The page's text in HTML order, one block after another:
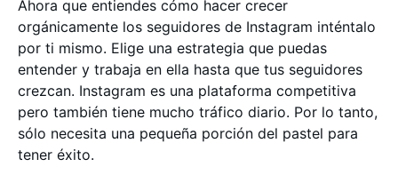
Ahora que entiendes cómo hacer crecer
orgánicamente los seguidores de Instagram inténtalo
por ti mismo. Elige una estrategia que puedas
entender y trabaja en ella hasta que tus seguidores
crezcan. Instagram es una plataforma competitiva
pero también tiene mucho tráfico diario. Por lo tanto,
sólo necesita una pequeña porción del pastel para
tener éxito.